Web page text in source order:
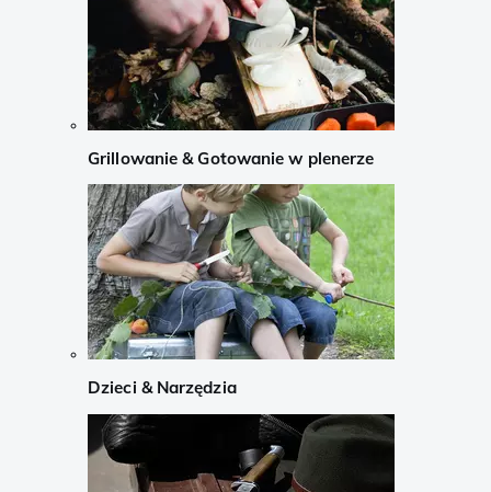
Grillowanie & Gotowanie w plenerze
Dzieci & Narzędzia